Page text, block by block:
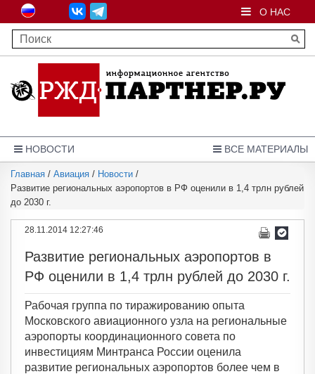
О НАС
ВСЕ МАТЕРИАЛЫ
НОВОСТИ
Главная / Авиация / Новости /
Развитие региональных аэропортов в РФ оценили в 1,4 трлн рублей
до 2030 г.
28.11.2014 12:27:46
Развитие региональных аэропортов в
РФ оценили в 1,4 трлн рублей до 2030 г.
Рабочая группа по тиражированию опыта
Московского авиационного узла на региональные
аэропорты координационного совета по
инвестициям Минтранса России оценила
развитие региональных аэропортов более чем в